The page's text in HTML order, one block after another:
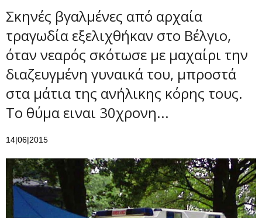
Σκηνές βγαλμένες από αρχαία
τραγωδία εξελιχθήκαν στο Βέλγιο,
όταν νεαρός σκότωσε με μαχαίρι την
διαζευγμένη γυναικά του, μπροστά
στα μάτια της ανήλικης κόρης τους.
Το θύμα ειναι 30χρονη...
14|06|2015